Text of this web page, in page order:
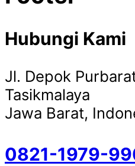
Hubungi Kami
Jl. Depok
Tasikmalaya
Jawa Barat,
0821-1979-